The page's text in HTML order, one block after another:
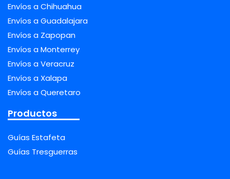
Envíos a Chihuahua
Envíos a Guadalajara
Envíos a Zapopan
Envíos a Monterrey
Envíos a Veracruz
Envíos a Xalapa
Envíos a Queretaro
Productos
Guías Estafeta
Guías Tresguerras